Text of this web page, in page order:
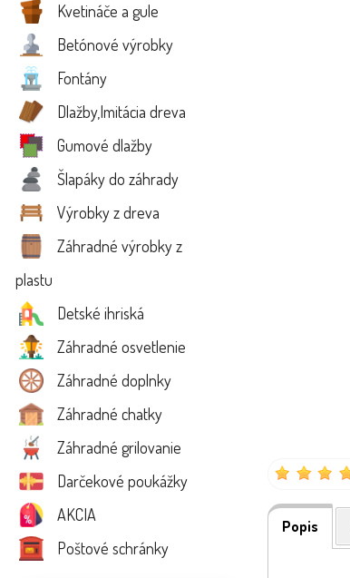
Kvetináče a gule
Betónové výrobky
Fontány
Dlažby,Imitácia dreva
Gumové dlažby
Šlapáky do záhrady
Výrobky z dreva
Záhradné výrobky z
plastu
Detské ihriská
Záhradné osvetlenie
Záhradné doplnky
Záhradné chatky
Záhradné grilovanie
Darčekové poukážky
AKCIA
Poštové schránky
Popis